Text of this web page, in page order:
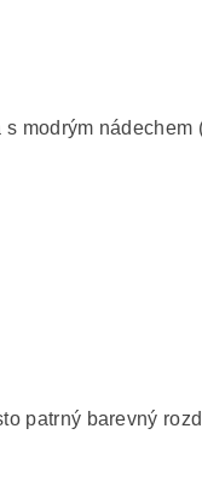
modrým nádechem
patrný barevný